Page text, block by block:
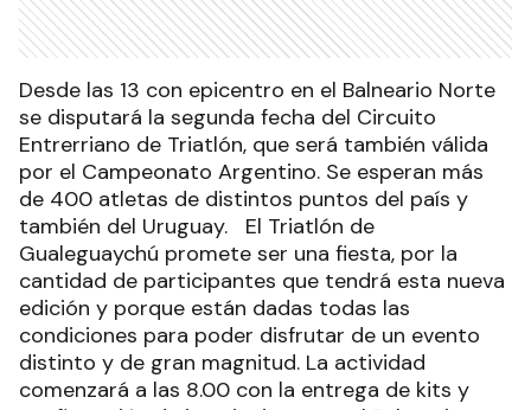
Desde las 13 con epicentro en el Balneario Norte
se disputará la segunda fecha del Circuito
Entrerriano de Triatlón, que será también válida
por el Campeonato Argentino. Se esperan más
de 400 atletas de distintos puntos del país y
también del Uruguay. El Triatlón de
Gualeguaychú promete ser una fiesta, por la
cantidad de participantes que tendrá esta nueva
edición y porque están dadas todas las
condiciones para poder disfrutar de un evento
distinto y de gran magnitud. La actividad
comenzará a las 8.00 con la entrega de kits y